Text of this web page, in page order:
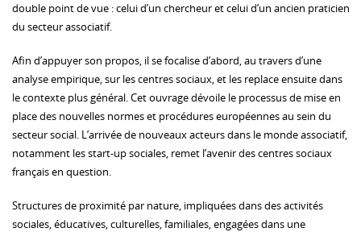
double point de vue : celui d’un chercheur et celui d’un ancien praticien
du secteur associatif.
Afin d’appuyer son propos, il se focalise d’abord, au travers d’une
analyse empirique, sur les centres sociaux, et les replace ensuite dans
le contexte plus général. Cet ouvrage dévoile le processus de mise en
place des nouvelles normes et procédures européennes au sein du
secteur social. L’arrivée de nouveaux acteurs dans le monde associatif,
notamment les start-up sociales, remet l’avenir des centres sociaux
français en question.
Structures de proximité par nature, impliquées dans des activités
sociales, éducatives, culturelles, familiales, engagées dans une